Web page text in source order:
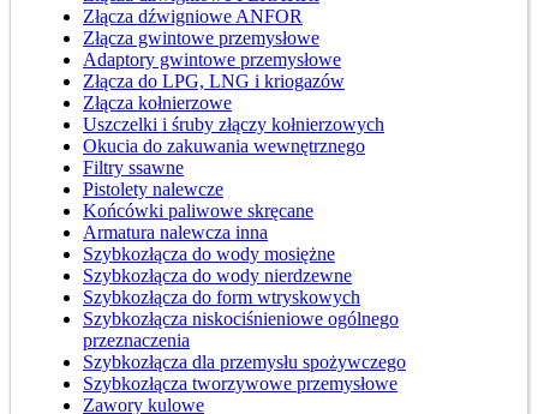
Złącza dźwigniowe ANFOR
Złącza gwintowe przemysłowe
Adaptory gwintowe przemysłowe
Złącza do LPG, LNG i kriogazów
Złącza kołnierzowe
Uszczelki i śruby złączy kołnierzowych
Okucia do zakuwania wewnętrznego
Filtry ssawne
Pistolety nalewcze
Końcówki paliwowe skręcane
Armatura nalewcza inna
Szybkozłącza do wody mosiężne
Szybkozłącza do wody nierdzewne
Szybkozłącza do form wtryskowych
Szybkozłącza niskociśnieniowe ogólnego
przeznaczenia
Szybkozłącza dla przemysłu spożywczego
Szybkozłącza tworzywowe przemysłowe
Zawory kulowe